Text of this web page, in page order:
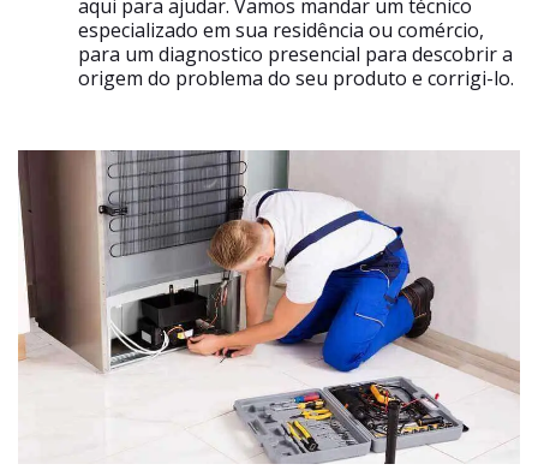
aqui para ajudar. Vamos mandar um técnico
especializado em sua residência ou comércio,
para um diagnostico presencial para descobrir a
origem do problema do seu produto e corrigi-lo.